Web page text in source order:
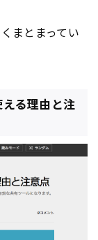
まとまってい
る理由と注